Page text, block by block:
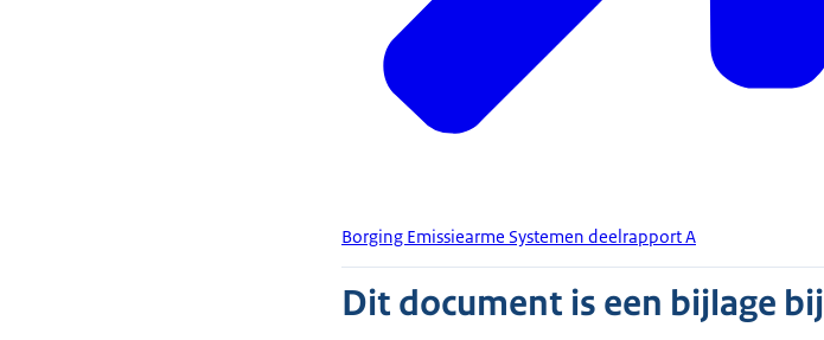
Borging Emissiearme Systemen deelrapport A
Dit document is een bijlage bij